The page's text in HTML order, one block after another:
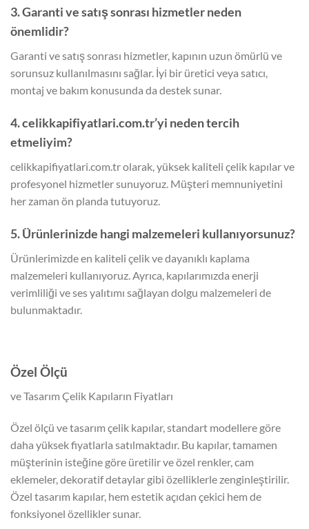
3. Garanti ve satış sonrası hizmetler neden
önemlidir?
Garanti ve satış sonrası hizmetler, kapının uzun ömürlü ve
sorunsuz kullanılmasını sağlar. İyi bir üretici veya satıcı,
montaj ve bakım konusunda da destek sunar.
4. celikkapifiyatlari.com.tr’yi neden tercih
etmeliyim?
celikkapifiyatlari.com.tr olarak, yüksek kaliteli çelik kapılar ve
profesyonel hizmetler sunuyoruz. Müşteri memnuniyetini
her zaman ön planda tutuyoruz.
5. Ürünlerinizde hangi malzemeleri kullanıyorsunuz?
Ürünlerimizde en kaliteli çelik ve dayanıklı kaplama
malzemeleri kullanıyoruz. Ayrıca, kapılarımızda enerji
verimliliği ve ses yalıtımı sağlayan dolgu malzemeleri de
bulunmaktadır.
Özel Ölçü
ve Tasarım Çelik Kapıların Fiyatları
Özel ölçü ve tasarım çelik kapılar, standart modellere göre
daha yüksek fiyatlarla satılmaktadır. Bu kapılar, tamamen
müşterinin isteğine göre üretilir ve özel renkler, cam
eklemeler, dekoratif detaylar gibi özelliklerle zenginleştirilir.
Özel tasarım kapılar, hem estetik açıdan çekici hem de
fonksiyonel özellikler sunar.